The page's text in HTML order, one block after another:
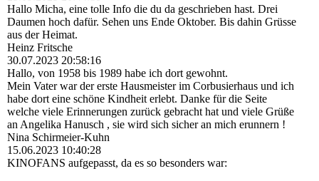
Hallo Micha, eine tolle Info die du da geschrieben hast. Drei
Daumen hoch dafür. Sehen uns Ende Oktober. Bis dahin Grüsse
aus der Heimat.
Heinz Fritsche
30.07.2023 20:58:16
Hallo, von 1958 bis 1989 habe ich dort gewohnt.
Mein Vater war der erste Hausmeister im Corbusierhaus und ich
habe dort eine schöne Kindheit erlebt. Danke für die Seite
welche viele Erinnerungen zurück gebracht hat und viele Grüße
an Angelika Hanusch , sie wird sich sicher an mich erunnern !
Nina Schirmeier-Kuhn
15.06.2023 10:40:28
KINOFANS aufgepasst, da es so besonders war: